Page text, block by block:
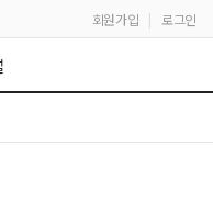
회원가입 | 로그인